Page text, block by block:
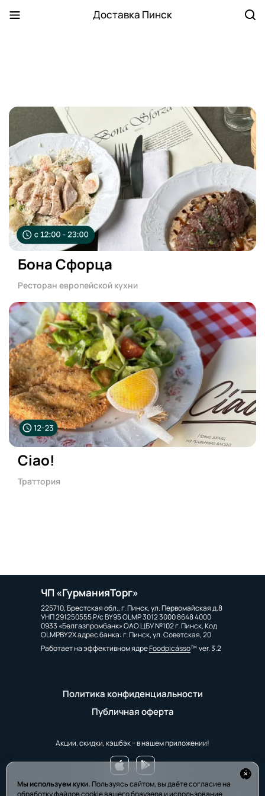
Доставка Пинск
Мы используем куки. Пользуясь сайтом, вы даёте согласие на
обработку файлов cookie вашего браузера и использование
Бона Сфорца
Ресторан европейской кухни
Ciao!
Траттория
ЧП «ГурманияТорг»
225710, Брестская обл., г. Пинск, ул. Первомайская д.8
УНП 291250555 Р/с BY95 OLMP 3012 3000 8648 4000
0933 «Белгазпромбанк» ОАО ЦБУ №102 г. Пинск, Код
OLMPBY2X адрес банка: г. Пинск, ул. Советская, 20
Работает на эффективном ядреFoodpicássover. 3.2
Политика конфиденциальности
Публичная оферта
Акции, скидки, кэшбэк − в нашем приложении!